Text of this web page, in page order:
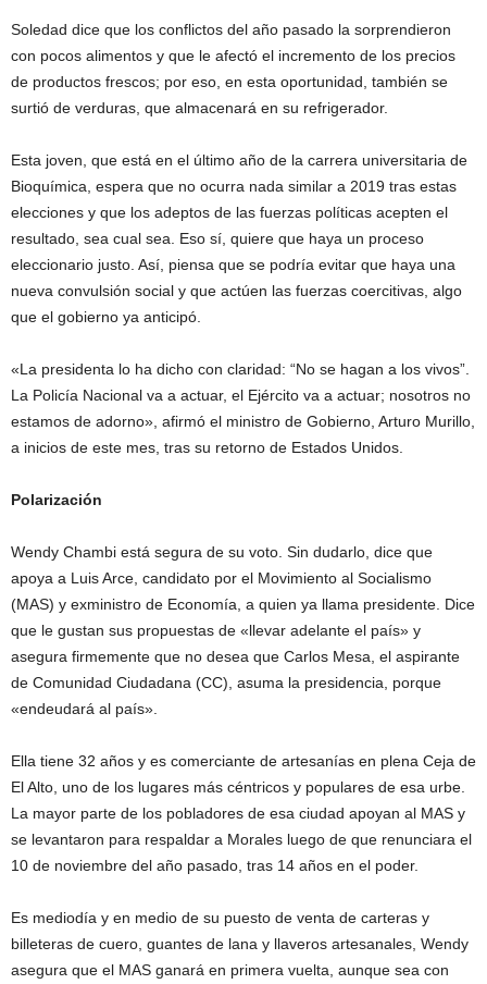
Soledad dice que los conflictos del año pasado la sorprendieron
con pocos alimentos y que le afectó el incremento de los precios
de productos frescos; por eso, en esta oportunidad, también se
surtió de verduras, que almacenará en su refrigerador.
Esta joven, que está en el último año de la carrera universitaria de
Bioquímica, espera que no ocurra nada similar a 2019 tras estas
elecciones y que los adeptos de las fuerzas políticas acepten el
resultado, sea cual sea. Eso sí, quiere que haya un proceso
eleccionario justo. Así, piensa que se podría evitar que haya una
nueva convulsión social y que actúen las fuerzas coercitivas, algo
que el gobierno ya anticipó.
«La presidenta lo ha dicho con claridad: “No se hagan a los vivos”.
La Policía Nacional va a actuar, el Ejército va a actuar; nosotros no
estamos de adorno», afirmó el ministro de Gobierno, Arturo Murillo,
a inicios de este mes, tras su retorno de Estados Unidos.
Polarización
Wendy Chambi está segura de su voto. Sin dudarlo, dice que
apoya a Luis Arce, candidato por el Movimiento al Socialismo
(MAS) y exministro de Economía, a quien ya llama presidente. Dice
que le gustan sus propuestas de «llevar adelante el país» y
asegura firmemente que no desea que Carlos Mesa, el aspirante
de Comunidad Ciudadana (CC), asuma la presidencia, porque
«endeudará al país».
Ella tiene 32 años y es comerciante de artesanías en plena Ceja de
El Alto, uno de los lugares más céntricos y populares de esa urbe.
La mayor parte de los pobladores de esa ciudad apoyan al MAS y
se levantaron para respaldar a Morales luego de que renunciara el
10 de noviembre del año pasado, tras 14 años en el poder.
Es mediodía y en medio de su puesto de venta de carteras y
billeteras de cuero, guantes de lana y llaveros artesanales, Wendy
asegura que el MAS ganará en primera vuelta, aunque sea con